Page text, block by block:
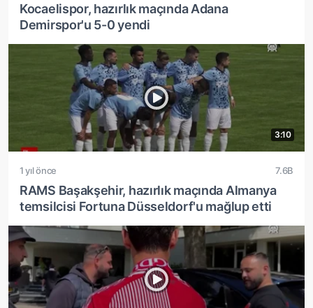
Kocaelispor, hazırlık maçında Adana
Demirspor'u 5-0 yendi
3:10
1 yıl önce 7.6B
RAMS Başakşehir, hazırlık maçında Almanya
temsilcisi Fortuna Düsseldorf'u mağlup etti